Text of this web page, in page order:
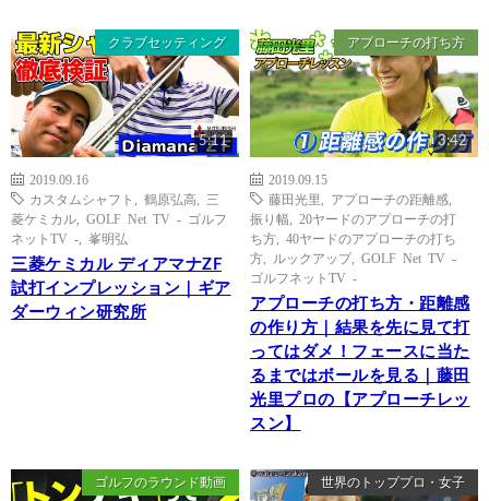
クラブセッティング
5:11
2019.09.16
カスタムシャフト
鶴原弘高
三
菱ケミカル
GOLF Net TV - ゴルフ
ネットTV -
峯明弘
三菱ケミカル ディアマナZF
試打インプレッション｜ギア
ダーウィン研究所
アプローチの打ち方
3:42
2019.09.15
藤田光里
アプローチの距離感
振り幅
20ヤードのアプローチの打
ち方
40ヤードのアプローチの打ち
方
ルックアップ, GOLF Net TV -
ゴルフネットTV -
アプローチの打ち方・距離感
の作り方｜結果を先に見て打
ってはダメ！フェースに当た
るまではボールを見る｜藤田
光里プロの【アプローチレッ
スン】
ゴルフのラウンド動画 世界のトッププロ・女子